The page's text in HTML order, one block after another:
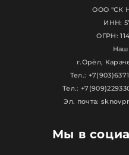
Мы в
ООО "СК
ИНН:
ОГРН:
Наш
г.Орёл,
Тел.:
Тел.:
Эл. почта: